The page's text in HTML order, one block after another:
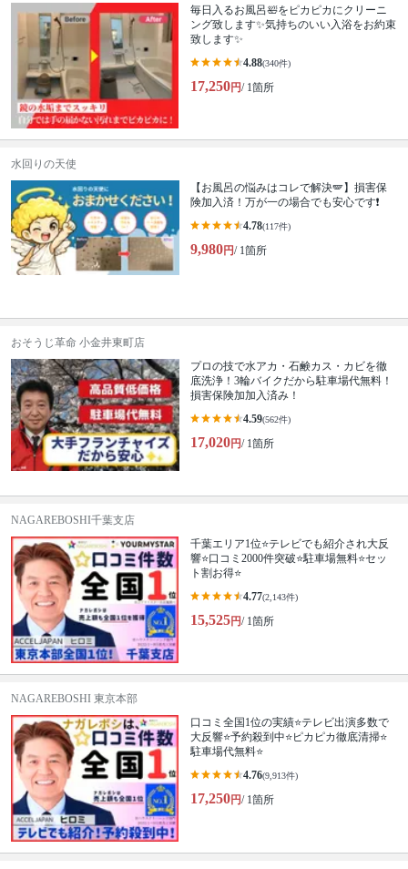
毎日入るお風呂🛀をピカピカにクリーニ
ング致します✨気持ちのいい入浴をお約束
致します✨
4.88(340件)
17,250円/ 1箇所
水回りの天使
【お風呂の悩みはコレで解決🪽】損害保
険加入済！万が一の場合でも安心です❗️
4.78(117件)
9,980円/ 1箇所
おそうじ革命 小金井東町店
プロの技で水アカ・石鹸カス・カビを徹
底洗浄！3輪バイクだから駐車場代無料！
損害保険加加入済み！
4.59(562件)
17,020円/ 1箇所
NAGAREBOSHI千葉支店
千葉エリア1位⭐テレビでも紹介され大反
響⭐️口コミ2000件突破⭐️駐車場無料⭐セッ
ト割お得⭐
4.77(2,143件)
15,525円/ 1箇所
NAGAREBOSHI 東京本部
口コミ全国1位の実績⭐テレビ出演多数で
大反響⭐予約殺到中⭐ピカピカ徹底清掃⭐
駐車場代無料⭐
4.76(9,913件)
17,250円/ 1箇所